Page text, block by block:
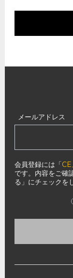
メールアドレス
会員登録には「
です。内容をご確
る」にチェックを